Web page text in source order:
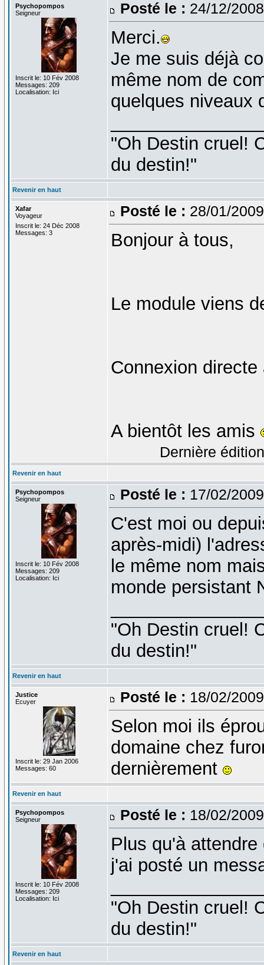
Psychopompos
Seigneur
Inscrit le: 10 Fév 2008
Messages: 209
Localisation: Ici
Posté le : 24/12/
Merci.
Je me suis déjà
même nom de
quelques niveaux
"Oh Destin cruel!
du destin!"
Revenir en haut
Xafar
Voyageur
Inscrit le: 24 Déc 2008
Messages: 3
Posté le : 28/01/
Bonjour à tous,
Le module viens
Connexion
A bientôt les amis
Dernière
Revenir en haut
Psychopompos
Seigneur
Inscrit le: 10 Fév 2008
Messages: 209
Localisation: Ici
Posté le : 17/02/
C'est moi ou
après-midi)
le même nom
monde persistant
"Oh Destin cruel!
du destin!"
Revenir en haut
Justice
Ecuyer
Inscrit le: 29 Jan 2006
Messages: 60
Posté le : 18/02/
Selon moi ils
domaine chez
dernièrement
Revenir en haut
Psychopompos
Seigneur
Inscrit le: 10 Fév 2008
Messages: 209
Localisation: Ici
Posté le : 18/02/
Plus qu'à
j'ai posté un
"Oh Destin cruel!
du destin!"
Revenir en haut